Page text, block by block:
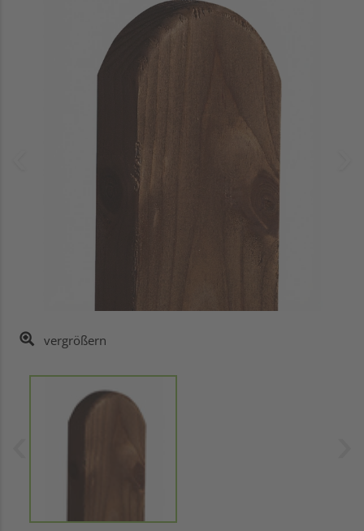
vergrößern